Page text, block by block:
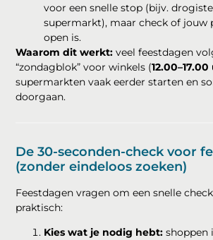
voor een snelle stop (bijv.
supermarkt), maar check of
open is.
Waarom dit werkt: veel feestdagen
“zondagblok” voor winkels (
supermarkten vaak eerder starten en
doorgaan.
De 30-seconden-check voor
(zonder eindeloos zoeken)
Feestdagen vragen om een snelle
praktisch:
Kies wat je nodig hebt: shoppen